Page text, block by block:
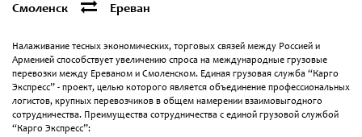
Карьера
Новости
Смоленск Ереван
Налаживание тесных экономических, торговых связей между Россией и
Арменией способствует увеличению спроса на международные грузовые
перевозки между Ереваном и Смоленском. Единая грузовая служба “Карго
Экспресс” - проект, целью которого является объединение профессиональных
логистов, крупных перевозчиков в общем намерении взаимовыгодного
сотрудничества. Преимущества сотрудничества с единой грузовой службой
“Карго Экспресс”: